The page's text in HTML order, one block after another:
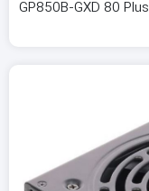
منبع تغذیه کامپیوتر گرین GP850B-GXD 80 Plus